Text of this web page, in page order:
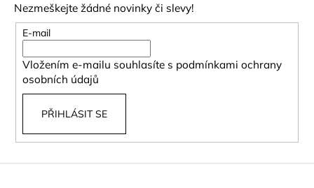
Nezmeškejte žádné novinky či slevy!
E-mail
Vložením e-mailu souhlasíte s podmínkami ochrany
osobních údajů
PŘIHLÁSIT SE